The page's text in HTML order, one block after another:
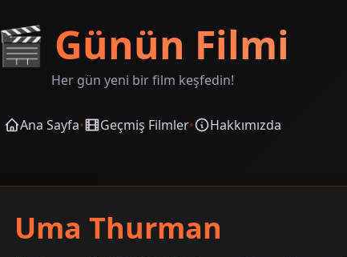
🎬 Günün Filmi
Her gün yeni bir film keşfedin!
Ana Sayfa• Geçmiş Filmler• Hakkımızda
Uma Thurman